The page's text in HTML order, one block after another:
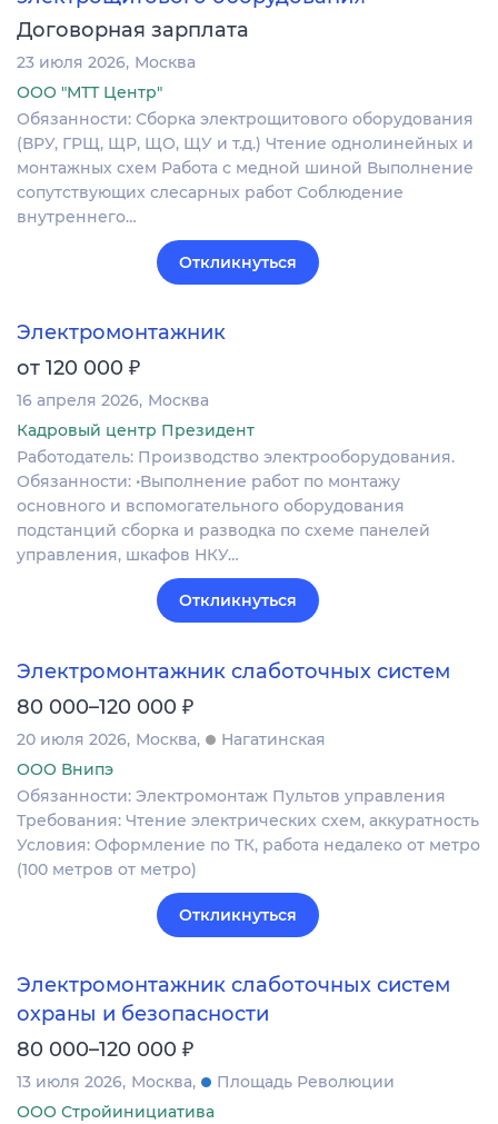
Договорная зарплата
23 июля 2026 Москва
ООО "МТТ Центр"
Обязанности: Сборка электрощитового оборудования
(ВРУ, ГРЩ, ЩР, ЩО, ЩУ и т.д.) Чтение однолинейных и
монтажных схем Работа с медной шиной Выполнение
сопутствующих слесарных работ Соблюдение
внутреннего…
Откликнуться
Электромонтажник
от 120 000 ₽
16 апреля 2026 Москва
Кадровый центр Президент
Работодатель: Производство электрооборудования.
Обязанности: •Выполнение работ по монтажу
основного и вспомогательного оборудования
подстанций сборка и разводка по схеме панелей
управления, шкафов НКУ…
Откликнуться
Электромонтажник слаботочных систем
80 000–120 000 ₽
20 июля 2026 Москва
Нагатинская
ООО Внипэ
Обязанности: Электромонтаж Пультов управления
Требования: Чтение электрических схем, аккуратность
Условия: Оформление по ТК, работа недалеко от метро
(100 метров от метро)
Откликнуться
Электромонтажник слаботочных систем
охраны и безопасности
80 000–120 000 ₽
13 июля 2026 Москва
Площадь Революции
ООО Стройинициатива